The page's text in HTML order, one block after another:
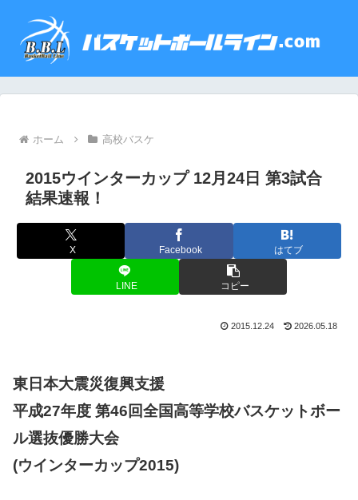
ホーム 高校バスケ
2015ウインターカップ 12月24日 第3試合
結果速報！
X Facebook はてブ
LINE コピー
2015.12.24 2026.05.18
東日本大震災復興支援
平成27年度 第46回全国高等学校バスケットボー
ル選抜優勝大会
(ウインターカップ2015)